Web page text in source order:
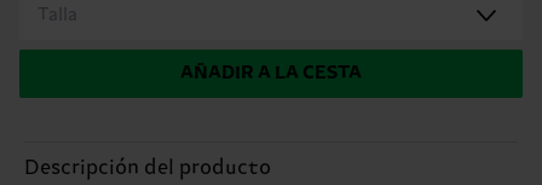
Talla
AÑADIR A LA CESTA
Descripción del producto